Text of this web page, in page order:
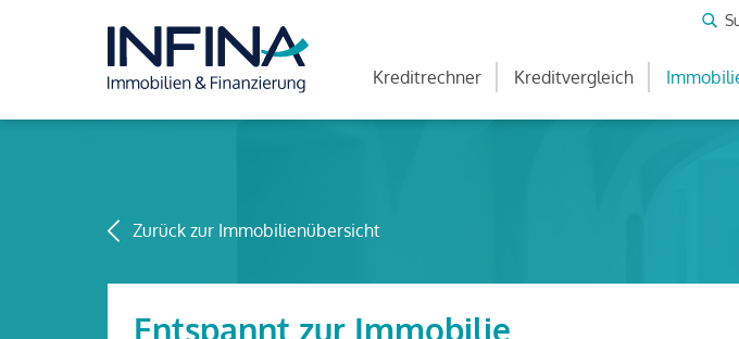
Kreditrechner Kreditvergleich
Zurück zur Immobilienübersicht
Entspannt zur Immobilie